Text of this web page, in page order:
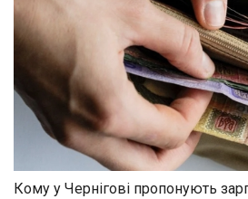
Кому у Чернігові пропонують